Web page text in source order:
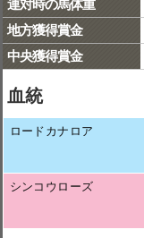
連対時の馬体重
地方獲得賞金
中央獲得賞金
血統
ロードカナロア
シンコウローズ